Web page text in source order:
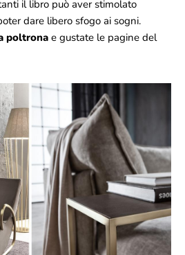
il libro può aver stimolato
dare libero sfogo ai sogni.
poltronae gustate le pagine del